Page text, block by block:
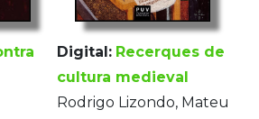
Digital: Recerques de
cultura medieval
Rodrigo Lizondo, Mateu